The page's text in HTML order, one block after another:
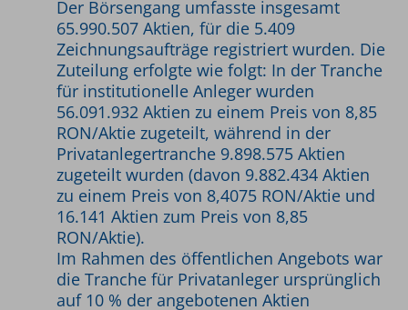
Der Börsengang umfasste insgesamt
65.990.507 Aktien, für die 5.409
Zeichnungsaufträge registriert wurden. Die
Zuteilung erfolgte wie folgt: In der Tranche
für institutionelle Anleger wurden
56.091.932 Aktien zu einem Preis von 8,85
RON/Aktie zugeteilt, während in der
Privatanlegertranche 9.898.575 Aktien
zugeteilt wurden (davon 9.882.434 Aktien
zu einem Preis von 8,4075 RON/Aktie und
16.141 Aktien zum Preis von 8,85
RON/Aktie).
Im Rahmen des öffentlichen Angebots war
die Tranche für Privatanleger ursprünglich
auf 10 % der angebotenen Aktien